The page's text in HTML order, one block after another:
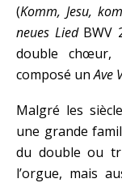
(Komm, Jesu,
neues LiedBWV
double chœur,
composé unAve
Malgré les
une grande
du double ou
l’orgue, mais